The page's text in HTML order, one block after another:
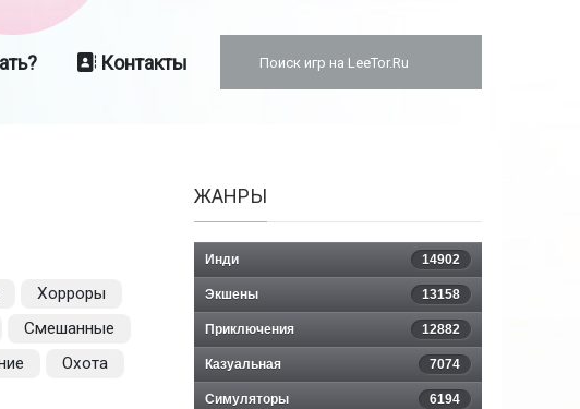
Контакты
Хорроры
Смешанные
Охота
ЖАНРЫ
Инди 14902
Экшены 13158
Приключения 12882
Казуальная 7074
Симуляторы 6194